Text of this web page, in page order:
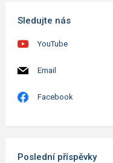
Sledujte nás
YouTube
Email
Facebook
Poslední příspěvky